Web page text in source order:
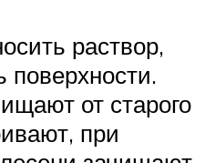
раствор,
поверхности.
от старого
при